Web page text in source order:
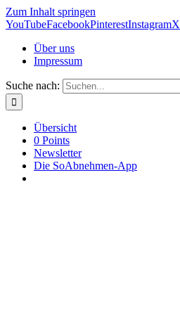
Zum Inhalt springen
YouTubeFacebookPinterestInstagramX
Über uns
Impressum
Suche nach:
Übersicht
0 Points
Newsletter
Die SoAbnehmen-App